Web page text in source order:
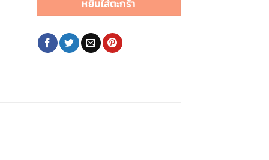
หยิบใส่ตะกร้า